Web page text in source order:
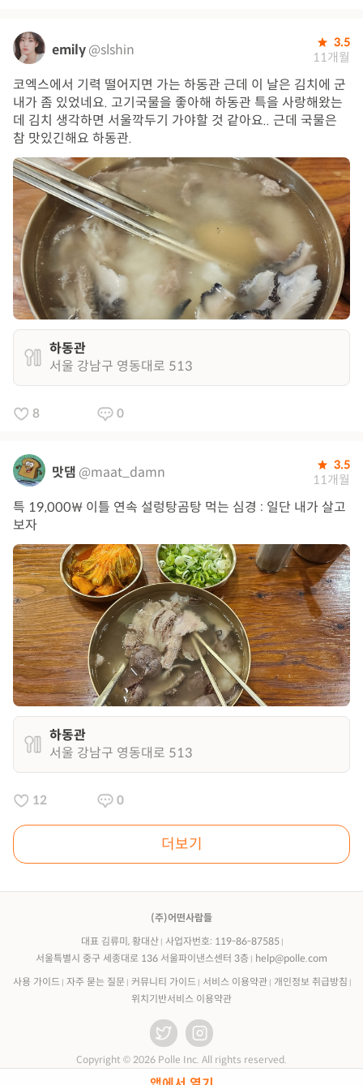
emily@slshin 3.5
11개월
코엑스에서 기력 떨어지면 가는 하동관 근데 이 날은 김치에 군
내가 좀 있었네요. 고기국물을 좋아해 하동관 특을 사랑해왔는
데 김치 생각하면 서울깍두기 가야할 것 같아요.. 근데 국물은
참 맛있긴해요 하동관.
하동관
서울 강남구 영동대로 513
8 0
맛댐 @maat_damn 3.5
11개월
특 19,000₩ 이틀 연속 설렁탕곰탕 먹는 심경 : 일단 내가 살고
보자
하동관
서울 강남구 영동대로 513
12 0
더보기
(주)어떤사람들
대표 김류미, 황대산
사업자번호: 119-86-87585
서울특별시 중구 세종대로 136 서울파이낸스센터 3층
help@polle.com
사용 가이드 자주 묻는 질문 커뮤니티 가이드 서비스 이용약관
개인정보 취급방침
위치기반서비스 이용약관
Copyright © 2026 Polle Inc. All rights reserved.